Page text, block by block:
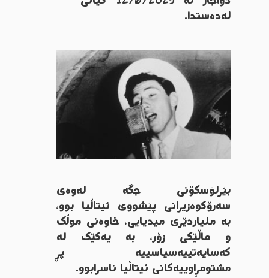
لەدەستدا.
بێرلۆسکۆنیجگە
لەوەی
سەرۆکوەزیرانی پێشووی ئیتاڵیا بوو،
بە ملیاردێری میدیایی، خاوەنی موڵک
و
ماڵێکی زۆر، بە یەکێک
لە
کەسایەتییەسیاسییە
پڕ
مشتومڕاوییەکانی ئیتاڵیا ناسرابوو.